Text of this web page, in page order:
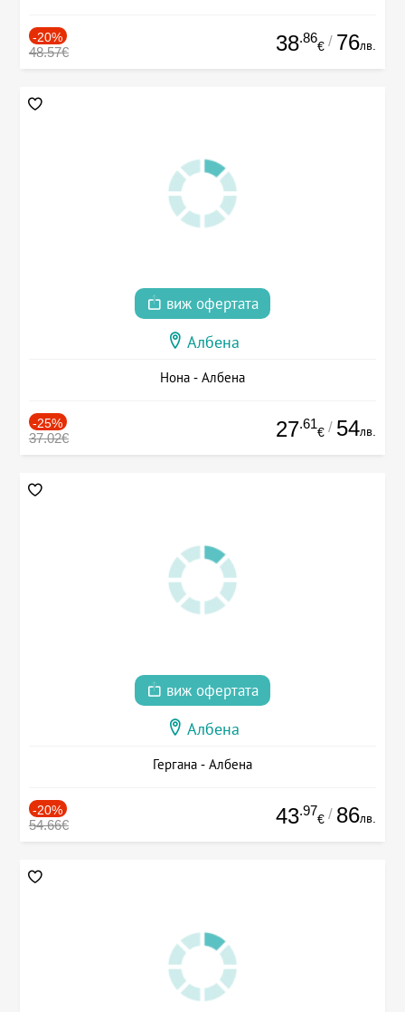
-20%
48.57€ 38.86
€ / 76лв.
виж офертата
Албена
Нона - Албена
-25%
37.02€ 27.61
€ / 54лв.
виж офертата
Албена
Гергана - Албена
-20%
54.66€ 43.97
€ / 86лв.